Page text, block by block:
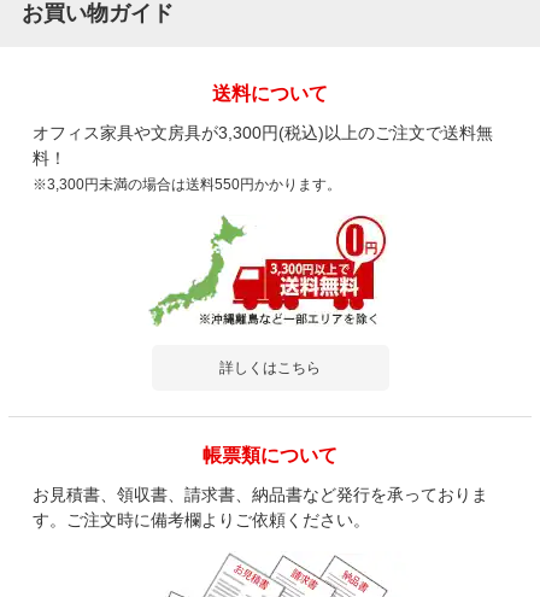
お買い物ガイド
送料について
オフィス家具や文房具が3,300円(税込)以上のご注文で送料無
料！
※3,300円未満の場合は送料550円かかります。
詳しくはこちら
帳票類について
お見積書、領収書、請求書、納品書など発行を承っておりま
す。ご注文時に備考欄よりご依頼ください。